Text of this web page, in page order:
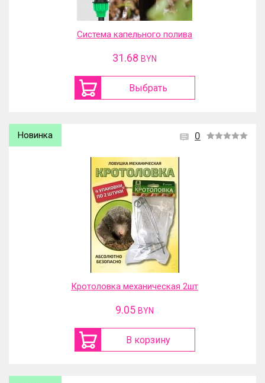
Система капельного полива
31.68 BYN
Выбрать
0
Новинка
Кротоловка механическая 2шт
9.05 BYN
В корзину